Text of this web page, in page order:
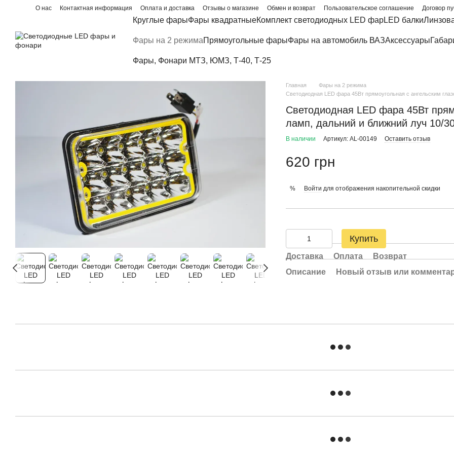
Перейти к основному контенту
О нас Контактная информация Оплата и доставка Отзывы о магазине Обмен и возврат Пользовательское соглашение
Договор
Круглые фарыФары квадратныеКомплект светодиодных LED фарLED балки
Фары на 2 режимаПрямоугольные фарыФары на автомобиль ВАЗАксессуары
Фары, Фонари МТЗ, ЮМЗ, Т-40, Т-25
Главная
Фары на 2 режима
Светодиодная LED фара 45Вт прямоугольная с ангельским
Светодиодная LED фара 45Вт
ламп, дальний и ближний луч 10/
В наличии Артикул: AL-00149 Оставить отзыв
620 грн
% Войти для отображения накопительной скидки
Купить
Доставка Оплата
Возврат
Описание
Новый отзыв или